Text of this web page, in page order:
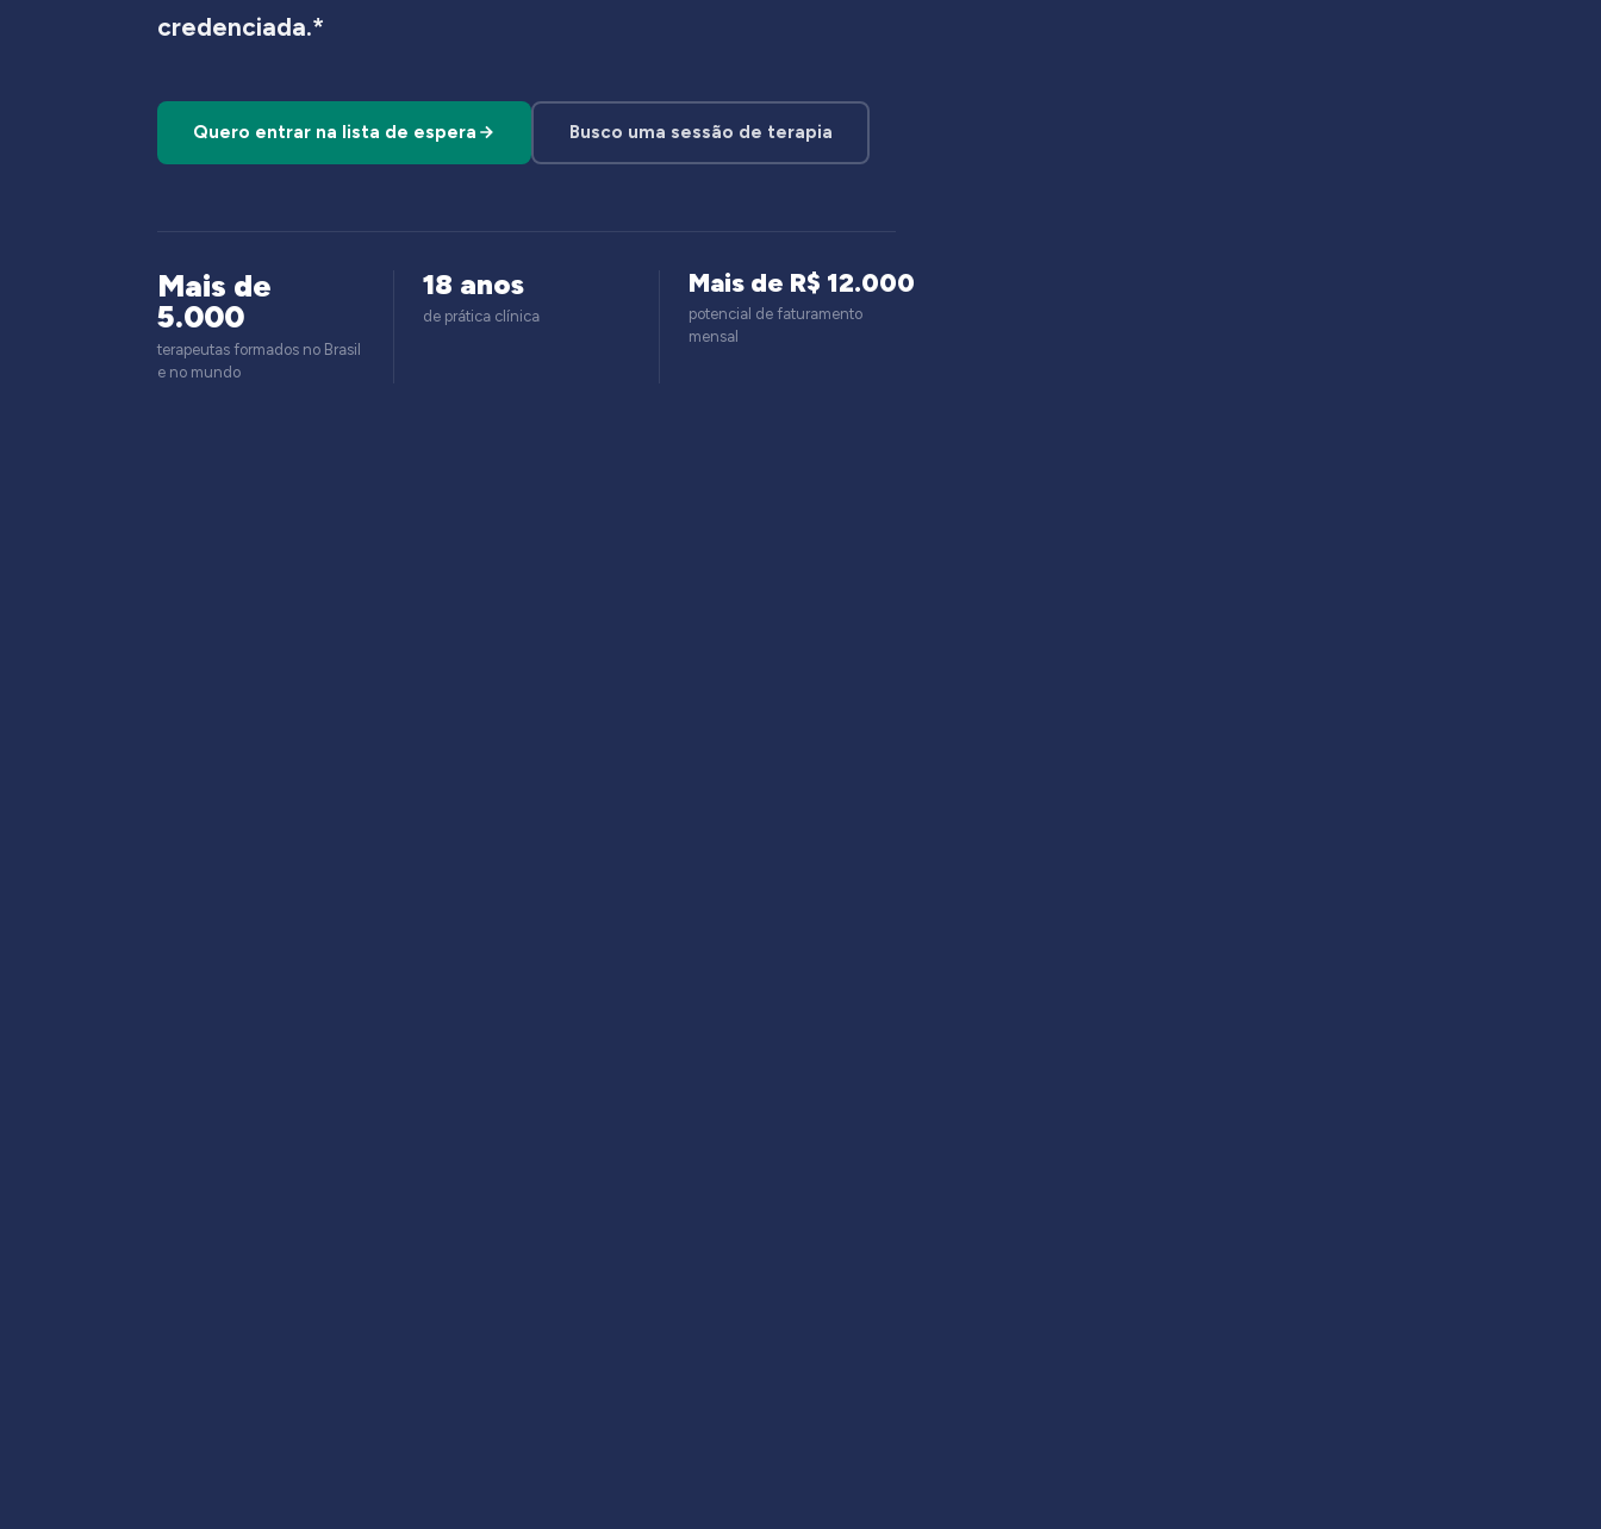
credenciada.*
Quero entrar na lista de espera Busco uma sessão de terapia
Mais de
5.000
terapeutas formados no Brasil
e no mundo
18 anos
de prática clínica
Mais de R$ 12.000
potencial de faturamento
mensal